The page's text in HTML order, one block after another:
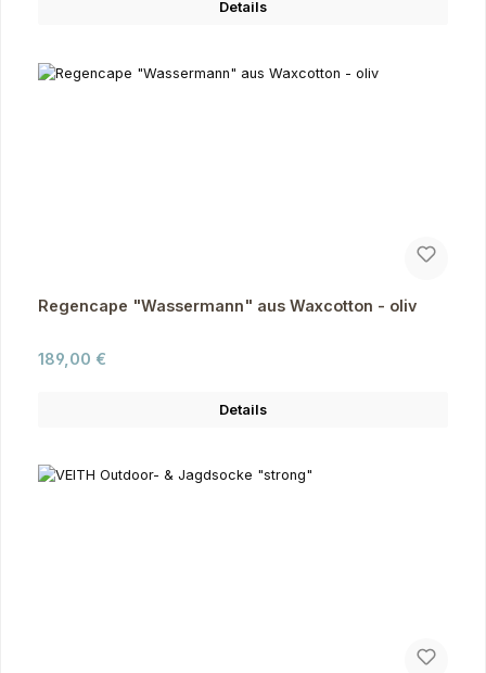
Details
Regencape "Wassermann" aus Waxcotton - oliv
Regulärer Preis:
189,00 €
Details